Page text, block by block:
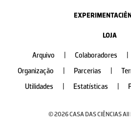
LOJA
Arquivo Colaboradores
Organização
Parcerias
Utilidades
Estatísticas
© 2026 CASA DAS CIÊNCIAS